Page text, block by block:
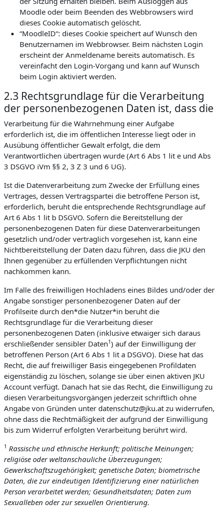
Moodle oder beim Beenden des Webbrowsers wird
dieses Cookie automatisch gelöscht.
“MoodleID“: dieses Cookie speichert auf Wunsch den
Benutzernamen im Webbrowser. Beim nächsten Login
erscheint der Anmeldename bereits automatisch. Es
vereinfacht den Login-Vorgang und kann auf Wunsch
beim Login aktiviert werden.
2.3 Rechtsgrundlage für die Verarbeitung
der personenbezogenen Daten ist, dass die
Verarbeitung für die Wahrnehmung einer Aufgabe
erforderlich ist, die im öffentlichen Interesse liegt oder in
Ausübung öffentlicher Gewalt erfolgt, die dem
Verantwortlichen übertragen wurde (Art 6 Abs 1 lit e und Abs
3 DSGVO iVm §§ 2, 3 Z 3 und 6 UG).
Ist die Datenverarbeitung zum Zwecke der Erfüllung eines
Vertrages, dessen Vertragspartei die betroffene Person ist,
erforderlich, beruht die entsprechende Rechtsgrundlage auf
Art 6 Abs 1 lit b DSGVO. Sofern die Bereitstellung der
personenbezogenen Daten für diese Datenverarbeitungen
gesetzlich und/oder vertraglich vorgesehen ist, kann eine
Nichtbereitstellung der Daten dazu führen, dass die JKU den
Ihnen gegenüber zu erfüllenden Verpflichtungen nicht
nachkommen kann.
Im Falle des freiwilligen Hochladens eines Bildes und/oder der
Angabe sonstiger personenbezogener Daten auf der
Profilseite durch den*die Nutzer*in beruht die
Rechtsgrundlage für die Verarbeitung dieser
personenbezogenen Daten (inklusive etwaiger sich daraus
erschließender sensibler Daten1) auf der Einwilligung der
betroffenen Person (Art 6 Abs 1 lit a DSGVO). Diese hat das
Recht, die auf freiwilliger Basis eingegebenen Profildaten
eigenständig zu löschen, solange sie über einen aktiven JKU
Account verfügt. Danach hat sie das Recht, die Einwilligung zu
diesen Verarbeitungsvorgängen jederzeit schriftlich ohne
Angabe von Gründen unter datenschutz@jku.at zu widerrufen,
ohne dass die Rechtmäßigkeit der aufgrund der Einwilligung
bis zum Widerruf erfolgten Verarbeitung berührt wird.
1 Rassische und ethnische Herkunft; politische Meinungen;
religiöse oder weltanschauliche Überzeugungen;
Gewerkschaftszugehörigkeit; genetische Daten; biometrische
Daten, die zur eindeutigen Identifizierung einer natürlichen
Person verarbeitet werden; Gesundheitsdaten; Daten zum
Sexualleben oder zur sexuellen Orientierung.